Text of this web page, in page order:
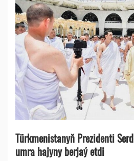
Türkmenistanyň Prezidenti
umra hajyny berjaý etdi